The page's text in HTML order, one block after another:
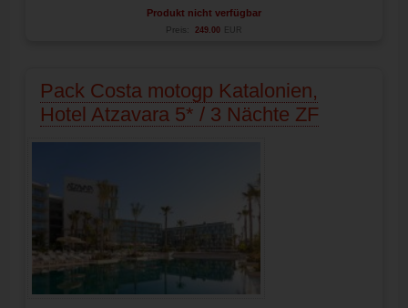
Produkt nicht verfügbar
Preis: 249.00 EUR
Pack Costa motogp Katalonien,
Hotel Atzavara 5* / 3 Nächte ZF